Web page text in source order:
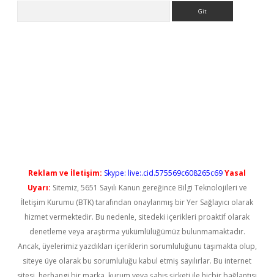
Reklam ve İletişim: Skype: live:.cid.575569c608265c69Yasal
Uyarı: Sitemiz, 5651 Sayılı Kanun gereğince Bilgi Teknolojileri ve
İletişim Kurumu (BTK) tarafından onaylanmış bir Yer Sağlayıcı olarak
hizmet vermektedir. Bu nedenle, sitedeki içerikleri proaktif olarak
denetleme veya araştırma yükümlülüğümüz bulunmamaktadır.
Ancak, üyelerimiz yazdıkları içeriklerin sorumluluğunu taşımakta olup,
siteye üye olarak bu sorumluluğu kabul etmiş sayılırlar. Bu internet